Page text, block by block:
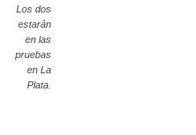
Los dos
estarán
en las
pruebas
en La
Plata.